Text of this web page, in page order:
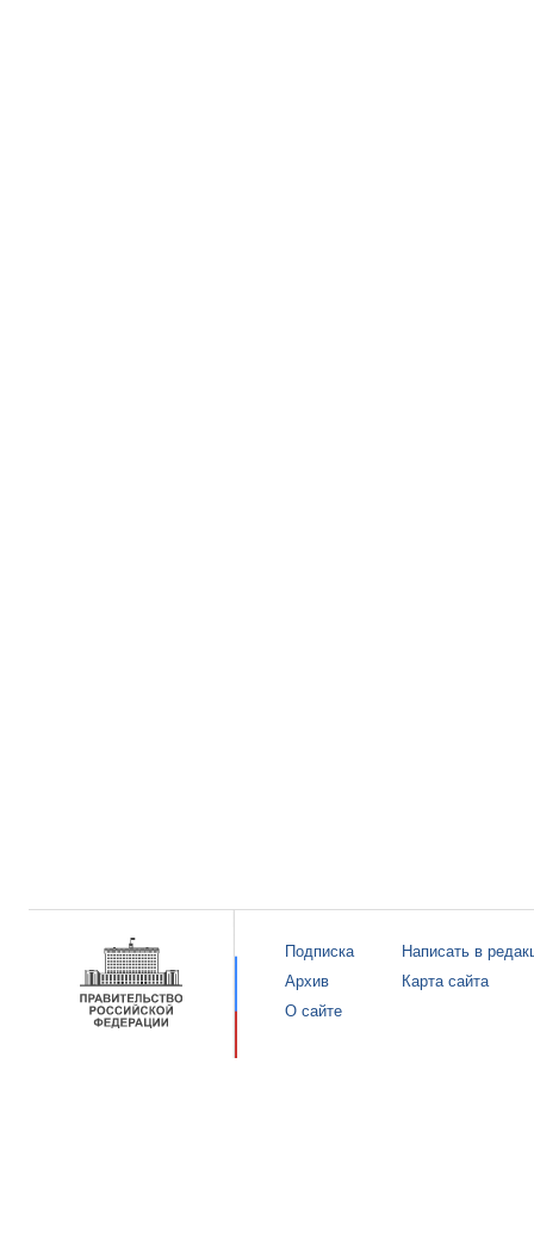
Подписка
Архив
О сайте
Написать в
Карта сайта